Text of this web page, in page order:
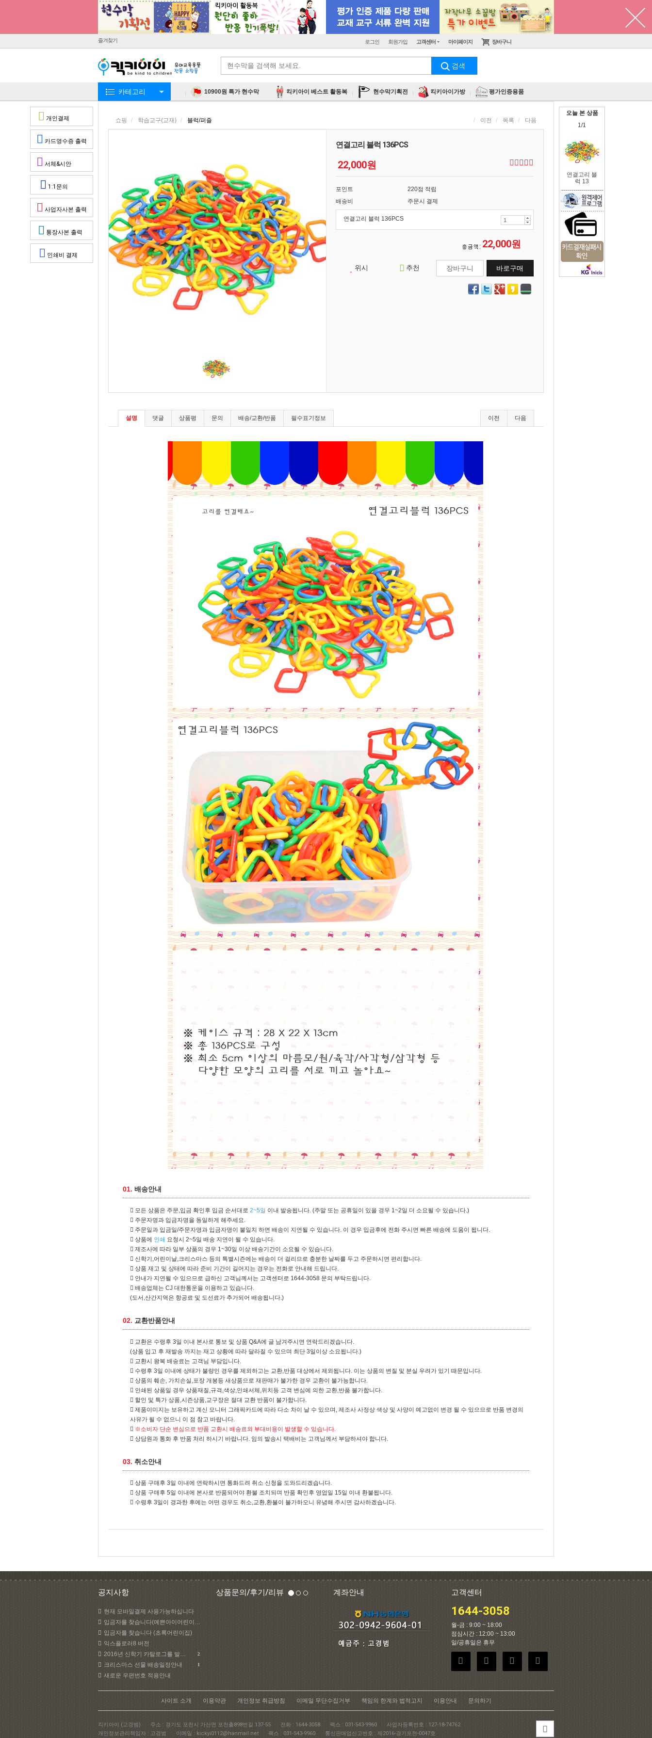
로그인 회원가입 고객센터 마이페이지 장바구니
즐겨찾기
카테고리 10900원 특가 현수막 킥키아이 베스트 활동복 현수막기획전 킥키아이가방 평가인증용품
쇼핑 학습교구(교재) 블럭/퍼즐 다음
목록
이전
연결고리 블럭 136PCS
22,000원
포인트
220점 적립
배송비
주문시 결제
연결고리 블럭 136PCS
22,000원
위시 추천
설명 댓글 상품평 문의 배송/교환/반품 필수표기정보 다음
이전
01. 배송안내
모든 상품은 주문,입금 확인후 입금 순서대로 2~5일 이내 발송됩니다. (주말 또는 공휴일이 있을 경우 1~2일 더 소요될 수 있습니다.)
주문자명과 입금자명을 동일하게 해주세요.
주문일과 입금일/주문자명과 입금자명이 불일치 하면 배송이 지연될 수 있습니다. 이 경우 입금후에 전화 주시면 빠른 배송에 도움이 됩니다.
상품에 인쇄 요청시 2~5일 배송 지연이 될 수 있습니다.
제조사에 따라 일부 상품의 경우 1~30일 이상 배송기간이 소요될 수 있습니다.
신학기,어린이날,크리스마스 등의 특별시즌에는 배송이 더 걸리므로 충분한 날짜를 두고 주문하시면 편리합니다.
상품 재고 및 상태에 따라 준비 기간이 길어지는 경우는 전화로 안내해 드립니다.
안내가 지연될 수 있으므로 급하신 고객님께서는 고객센터로 1644-3058 문의 부탁드립니다.
배송업체는 CJ 대한통운을 이용하고 있습니다.
(도서,산간지역은 항공료 및 도선료가 추가되어 배송됩니다.)
02. 교환반품안내
교환은 수령후 3일 이내 본사로 통보 및 상품 Q&A에 글 남겨주시면 연락드리겠습니다.
(상품 입고 후 재발송 까지는 재고 상황에 따라 달라질 수 있으며 최단 3일이상 소요됩니다.)
교환시 왕복 배송료는 고객님 부담입니다.
수령후 3일 이내에 상태가 불량인 경우를 제외하고는 교환,반품 대상에서 제외됩니다. 이는 상품의 변질 및 분실 우려가 있기 때문입니다.
상품의 훼손, 가치손실,포장 개봉등 새상품으로 재판매가 불가한 경우 교환이 불가능합니다.
인쇄된 상품일 경우 상품재질,규격,색상,인쇄서체,위치등 고객 변심에 의한 교환,반품 불가합니다.
할인 및 특가 상품,시즌상품,교구장은 절대 교환 반품이 불가합니다.
제품이미지는 보유하고 계신 모니터 그래픽카드에 따라 다소 차이 날 수 있으며, 제조사 사정상 색상 및 사양이 예고없이 변경 될 수 있으므로 반품 변경의
사유가 될 수 없으니 이 점 참고 바랍니다.
※소비자 단순 변심으로 반품 교환시 배송료외 부대비용이 발생할 수 있습니다.
상담원과 통화 후 반품 처리 하시기 바랍니다. 임의 발송시 택배비는 고객님께서 부담하셔야 합니다.
03. 취소안내
상품 구매후 3일 이내에 연락하시면 통화드려 취소 신청을 도와드리겠습니다.
상품 구매후 5일 이내에 본사로 반품되어야 환불 조치되며 반품 확인후 영업일 15일 이내 환불됩니다.
수령후 3일이 경과한 후에는 어떤 경우도 취소,교환,환불이 불가하오니 유념해 주시면 감사하겠습니다.
오늘 본 상품
1/1
연결고리 블
럭 13
개인결제
카드영수증 출력
서체&시안
1:1문의
사업자사본 출력
통장사본 출력
인쇄비 결제
공지사항
현재 모바일결제 사용가능하십니다
입금자를 찾습니다(예쁜아이어린이집)
입금자를 찾습니다 (초록어린이집)
익스플로러8 버전
2
2016년 신학기 카탈로그를 발송하였습니다.
1
크리스마스 선물 배송일정안내
새로운 우편번호 적용안내
상품문의/후기/리뷰 계좌안내 고객센터
1644-3058
월-금 : 9:00 ~ 18:00
점심시간 : 12:00 ~ 13:00
일/공휴일은 휴무
사이트 소개 이용약관 개인정보 취급방침 이메일 무단수집거부 책임의 한계와 법적고지 이용안내 문의하기
킥키아이 (고경범) 주소 : 경기도 포천시 가산면 포천촐898번길 137-55 전화 : 1644-3058 팩스 : 031-543-9960
사업자등록번호 : 127-18-74762
개인정보관리책임자 : 고경범
이메일 : kickyi0112@hanmail.net 팩스 : 031-543-9960 통신판매업신고번호 : 제2016-경기포천-0047호